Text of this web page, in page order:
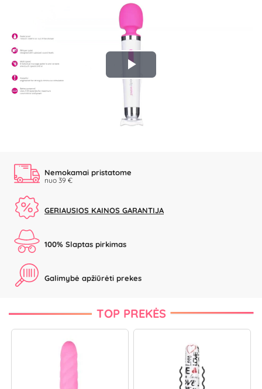
Play
Video
Nemokamai pristatome
nuo 39 €
GERIAUSIOS KAINOS GARANTIJA
100% Slaptas pirkimas
Galimybė apžiūrėti prekes
TOP PREKĖS